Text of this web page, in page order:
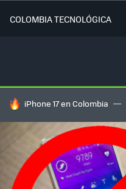
COLOMBIA TECNOLÓGICA
HOY SE HABLA DE
iPhone 17 en Colombia